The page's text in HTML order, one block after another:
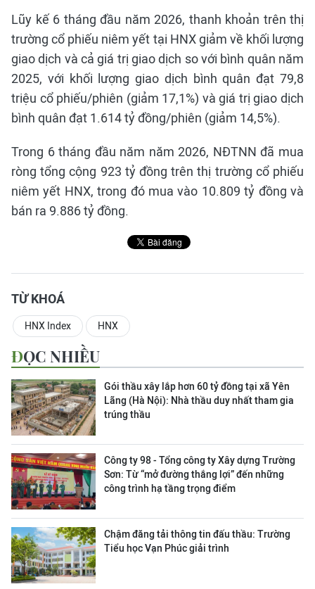
Lũy kế 6 tháng đầu năm 2026, thanh khoản trên thị
trường cổ phiếu niêm yết tại HNX giảm về khối lượng
giao dịch và cả giá trị giao dịch so với bình quân năm
2025, với khối lượng giao dịch bình quân đạt 79,8
triệu cổ phiếu/phiên (giảm 17,1%) và giá trị giao dịch
bình quân đạt 1.614 tỷ đồng/phiên (giảm 14,5%).
Trong 6 tháng đầu năm năm 2026, NĐTNN đã mua
ròng tổng cộng 923 tỷ đồng trên thị trường cổ phiếu
niêm yết HNX, trong đó mua vào 10.809 tỷ đồng và
bán ra 9.886 tỷ đồng.
TỪ KHOÁ
HNX Index HNX
ĐỌC NHIỀU
Gói thầu xây lắp hơn 60 tỷ đồng tại xã Yên
Lãng (Hà Nội): Nhà thầu duy nhất tham gia
trúng thầu
Công ty 98 - Tổng công ty Xây dựng Trường
Sơn: Từ “mở đường thắng lợi” đến những
công trình hạ tầng trọng điểm
Chậm đăng tải thông tin đấu thầu: Trường
Tiểu học Vạn Phúc giải trình